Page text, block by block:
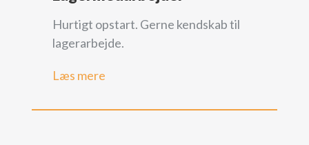
Hurtigt opstart. Gerne kendskab til
lagerarbejde.
Læs mere